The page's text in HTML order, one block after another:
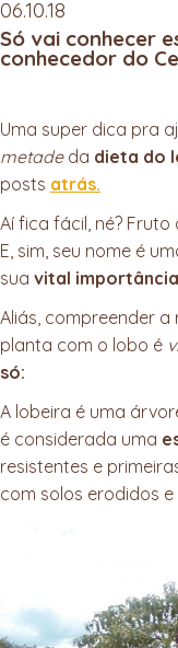
06.10.18
Só vai conhecer
conhecedor do
Uma super dica pra
metadeda dieta do
posts atrás.
Aí fica fácil, né?
E, sim, seu nome é
sua vital importância
Aliás, compreender
planta com o lobo é
só:
A lobeira é uma
é considerada uma
resistentes e
com solos erodidos e